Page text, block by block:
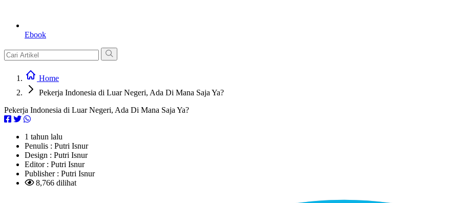
Ebook
Home
Pekerja Indonesia di Luar Negeri, Ada Di Mana Saja Ya?
Pekerja Indonesia di Luar Negeri, Ada Di Mana Saja Ya?
1 tahun lalu
Penulis : Putri Isnur
Design : Putri Isnur
Editor : Putri Isnur
Publisher : Putri Isnur
8,766 dilihat